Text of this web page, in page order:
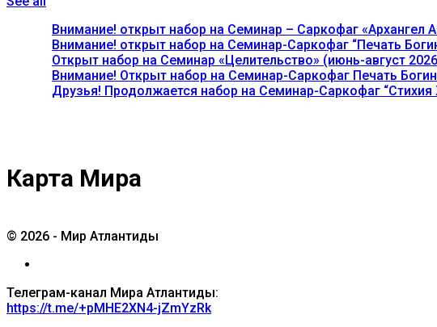
Внимание! открыт набор на Семинар – Саркофаг «Архангел
Внимание! открыт набор на Семинар-Саркофаг “Печать
Открыт набор на Семинар «Целительство» (июнь-август
Внимание! Открыт набор на Семинар-Саркофаг Печать
Друзья! Продолжается набор на Семинар-Саркофаг
Карта Мира
© 2026 - Мир Атлантиды
Телеграм-канал Мира Атлантиды:
https://t.me/+pMHE2XN4-jZmYzRk